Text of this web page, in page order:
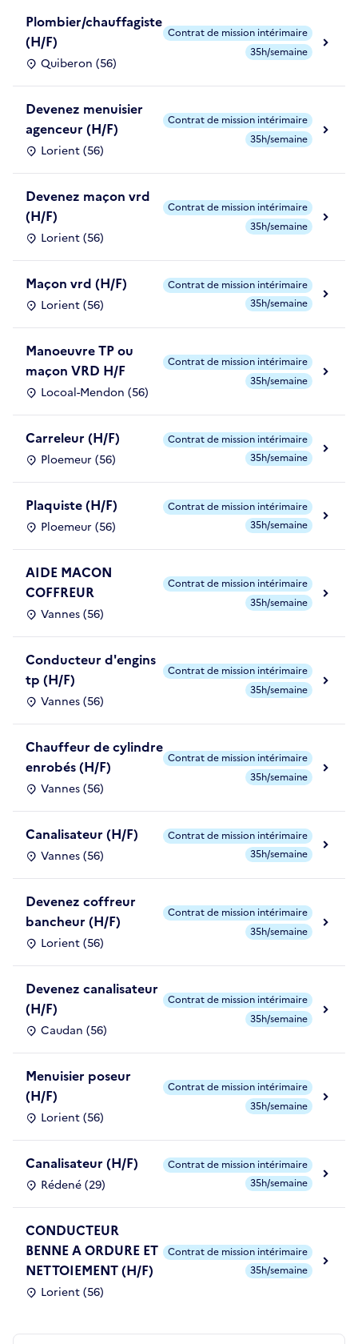
Plombier/chauffagiste
(H/F)
Quiberon (56)
Contrat de mission intérimaire
35h/semaine
Devenez menuisier
agenceur (H/F)
Lorient (56)
Contrat de mission intérimaire
35h/semaine
Devenez maçon vrd
(H/F)
Lorient (56)
Contrat de mission intérimaire
35h/semaine
Maçon vrd (H/F)
Lorient (56)
Contrat de mission intérimaire
35h/semaine
Manoeuvre TP ou
maçon VRD H/F
Locoal-Mendon (56)
Contrat de mission intérimaire
35h/semaine
Carreleur (H/F)
Ploemeur (56)
Contrat de mission intérimaire
35h/semaine
Plaquiste (H/F)
Ploemeur (56)
Contrat de mission intérimaire
35h/semaine
AIDE MACON
COFFREUR
Vannes (56)
Contrat de mission intérimaire
35h/semaine
Conducteur d'engins
tp (H/F)
Vannes (56)
Contrat de mission intérimaire
35h/semaine
Chauffeur de cylindre
enrobés (H/F)
Vannes (56)
Contrat de mission intérimaire
35h/semaine
Canalisateur (H/F)
Vannes (56)
Contrat de mission intérimaire
35h/semaine
Devenez coffreur
bancheur (H/F)
Lorient (56)
Contrat de mission intérimaire
35h/semaine
Devenez canalisateur
(H/F)
Caudan (56)
Contrat de mission intérimaire
35h/semaine
Menuisier poseur
(H/F)
Lorient (56)
Contrat de mission intérimaire
35h/semaine
Canalisateur (H/F)
Rédené (29)
Contrat de mission intérimaire
35h/semaine
CONDUCTEUR
BENNE A ORDURE ET
NETTOIEMENT (H/F)
Lorient (56)
Contrat de mission intérimaire
35h/semaine